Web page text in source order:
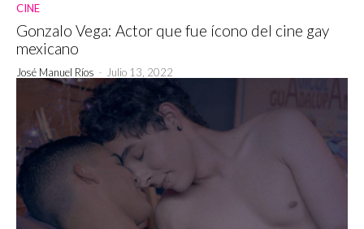
CINE
Gonzalo Vega: Actor que fue ícono del cine gay
mexicano
José Manuel Ríos - Julio 13, 2022